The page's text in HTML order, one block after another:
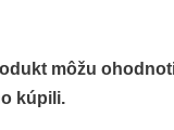
môžu
kúpili.